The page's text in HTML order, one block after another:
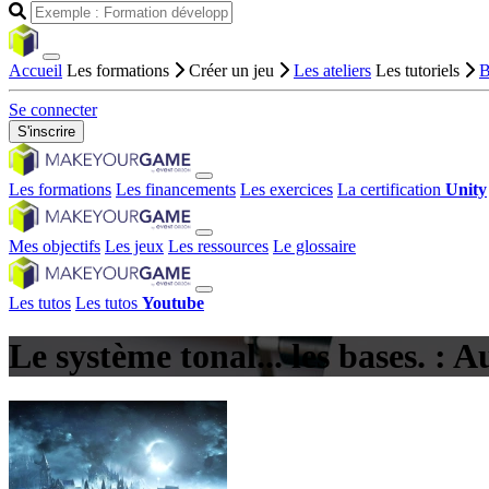
Accueil Les formations Créer un jeu Les ateliers Les tutoriels
Se connecter
S'inscrire
Les formations Les financements Les exercices La certification Unity
Mes objectifs Les jeux Les ressources Le glossaire
Les tutos Les tutos Youtube
Le système tonal... les bases. :